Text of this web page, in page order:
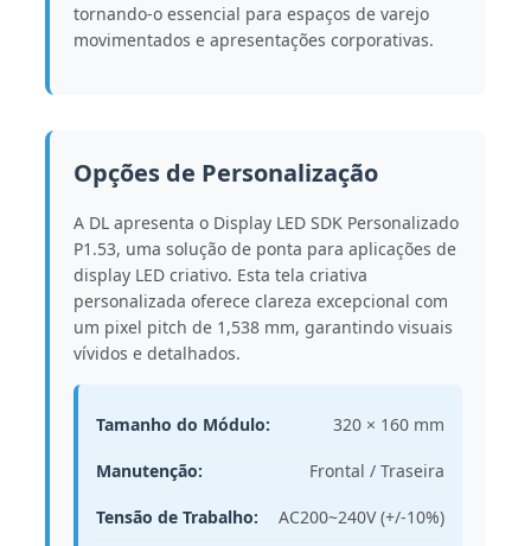
tornando-o essencial para espaços de varejo
movimentados e apresentações corporativas.
Opções de Personalização
A DL apresenta o Display LED SDK Personalizado
P1.53, uma solução de ponta para aplicações de
display LED criativo. Esta tela criativa
personalizada oferece clareza excepcional com
um pixel pitch de 1,538 mm, garantindo visuais
vívidos e detalhados.
Tamanho do Módulo: 320 × 160 mm
Manutenção: Frontal / Traseira
Tensão de Trabalho: AC200~240V (+/-10%)